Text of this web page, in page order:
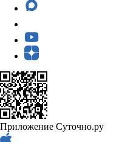
Приложение Суточно.ру